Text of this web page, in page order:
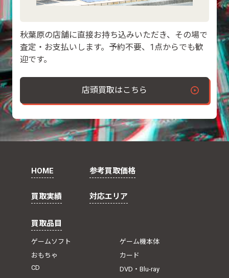
秋葉原の店舗に直接お持ち込みいただき、その場で
査定・お支払いします。予約不要、1点からでも歓
迎です。
店頭買取はこちら
HOME 参考買取価格
買取実績 対応エリア
買取品目
ゲームソフト
ゲーム機本体
おもちゃ
カード
CD
DVD・Blu-ray